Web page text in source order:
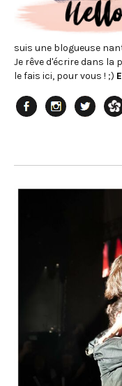
suis une blogueuse
Je rêve d'écrire dans la
le fais ici, pour vous ! ;)